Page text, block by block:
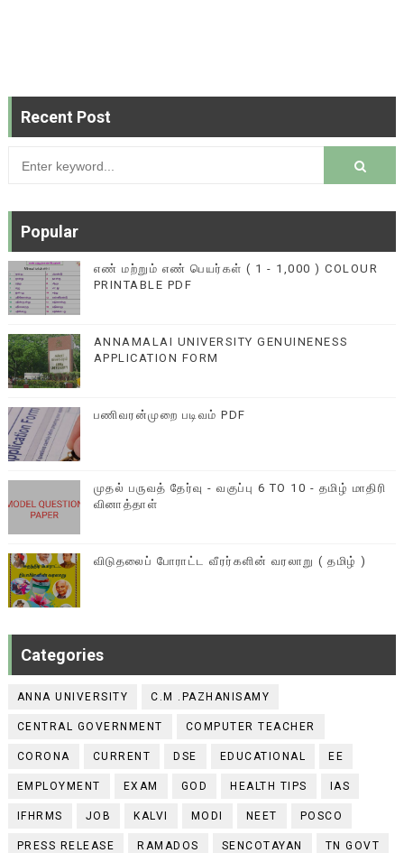
Recent Post
Popular
எண் மற்றும் எண் பெயர்கள் ( 1 - 1,000 ) COLOUR
PRINTABLE PDF
ANNAMALAI UNIVERSITY GENUINENESS
APPLICATION FORM
பணிவரன்முறை படிவம் PDF
முதல் பருவத் தேர்வு - வகுப்பு 6 TO 10 - தமிழ் மாதிரி
வினாத்தாள்
விடுதலைப் போராட்ட வீரர்களின் வரலாறு ( தமிழ் )
Categories
ANNA UNIVERSITY C.M .PAZHANISAMY
CENTRAL GOVERNMENT COMPUTER TEACHER
CORONA CURRENT DSE EDUCATIONAL EE
EMPLOYMENT EXAM GOD HEALTH TIPS IAS
IFHRMS JOB KALVI MODI NEET POSCO
PRESS RELEASE RAMADOS SENCOTAYAN TN GOVT